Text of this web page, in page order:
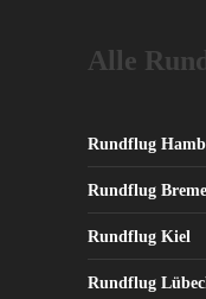
Alle
Rundflug
Rundflug
Rundflug Kiel
Rundflug